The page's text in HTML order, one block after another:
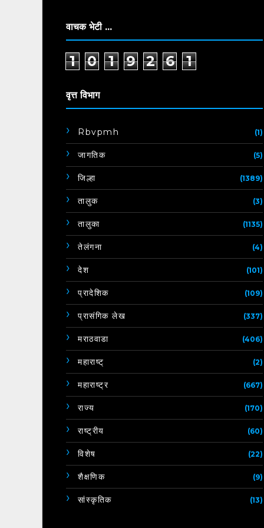
वाचक भेटी ...
1 0 1 9 2 6 1
वृत्त विभाग
Rbvpmh (1)
जागतिक (5)
जिल्हा (1389)
तालुक (3)
तालुका (1135)
तेलंगना (4)
देश (101)
प्रादेशिक (109)
प्रासंगिक लेख (337)
मराठवाडा (406)
महाराष्ट् (2)
महाराष्ट्र (667)
राज्य (170)
राष्ट्रीय (60)
विशेष (22)
शैक्षणिक (9)
सांस्कृतिक (13)